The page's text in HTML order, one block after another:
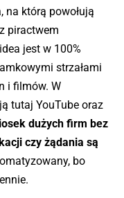
na którą powołują
piractwem
jest w 100%
strzałami
i filmów. W
tutaj YouTube oraz
dużych firm bez
czy żądania są
bo